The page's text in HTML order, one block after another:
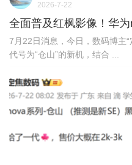
2026-7-22
全面普及红枫影像！华
7月22日消息，今日，数码博主
代号为“仓山”的新机，结合 ...